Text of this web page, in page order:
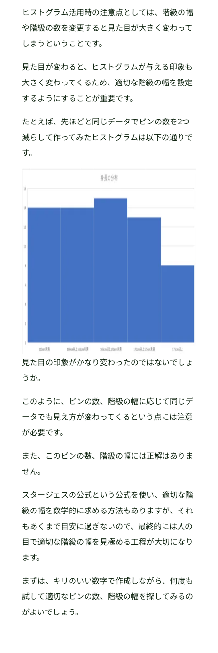
ヒストグラム活用時の注意点としては、階級の幅
や階級の数を変更すると見た目が大きく変わって
しまうということです。
見た目が変わると、ヒストグラムが与える印象も
大きく変わってくるため、適切な階級の幅を設定
するようにすることが重要です。
たとえば、先ほどと同じデータでピンの数を2つ
減らして作ってみたヒストグラムは以下の通りで
す。
見た目の印象がかなり変わったのではないでしょ
うか。
このように、ピンの数、階級の幅に応じて同じデ
ータでも見え方が変わってくるという点には注意
が必要です。
また、このピンの数、階級の幅には正解はありま
せん。
スタージェスの公式という公式を使い、適切な階
級の幅を数学的に求める方法もありますが、それ
もあくまで目安に過ぎないので、最終的には人の
目で適切な階級の幅を見極める工程が大切になり
ます。
まずは、キリのいい数字で作成しながら、何度も
試して適切なピンの数、階級の幅を探してみるの
がよいでしょう。